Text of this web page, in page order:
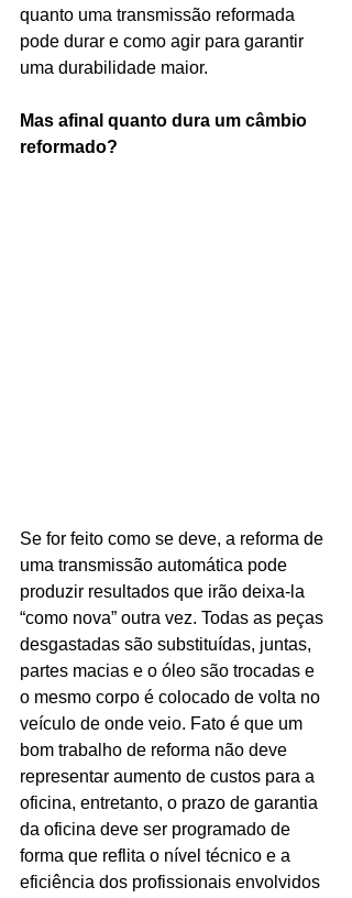
quanto uma transmissão reformada
pode durar e como agir para garantir
uma durabilidade maior.
Mas afinal quanto dura um câmbio
reformado?
Se for feito como se deve, a reforma de
uma transmissão automática pode
produzir resultados que irão deixa-la
“como nova” outra vez. Todas as peças
desgastadas são substituídas, juntas,
partes macias e o óleo são trocadas e
o mesmo corpo é colocado de volta no
veículo de onde veio. Fato é que um
bom trabalho de reforma não deve
representar aumento de custos para a
oficina, entretanto, o prazo de garantia
da oficina deve ser programado de
forma que reflita o nível técnico e a
eficiência dos profissionais envolvidos